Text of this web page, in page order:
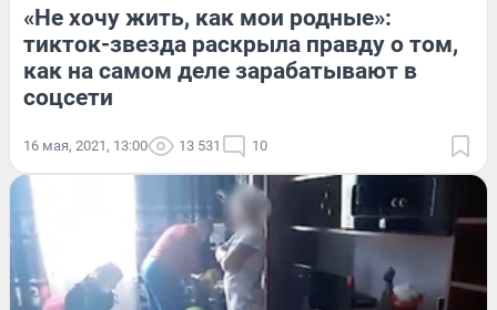
«Не хочу жить, как мои родные»:
тикток-звезда раскрыла правду о том,
как на самом деле зарабатывают в
соцсети
16 мая, 2021, 13:00 13 531 10